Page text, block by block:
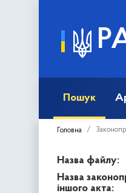
Пошук
Головна
Назва файлу:
Назва
іншого акта: